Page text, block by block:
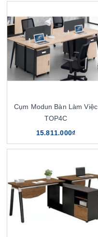
Cụm Modun Bàn Làm Việc
TOP4C
15.811.000₫